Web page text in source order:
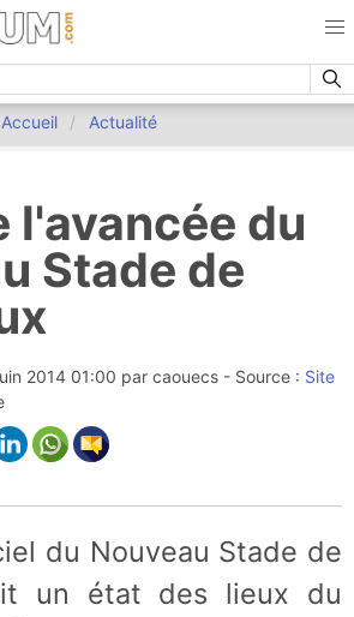
Accueil Actualité
l'avancée du
Stade de
2014 01:00 par caouecs - Source : Site
un état des lieux du